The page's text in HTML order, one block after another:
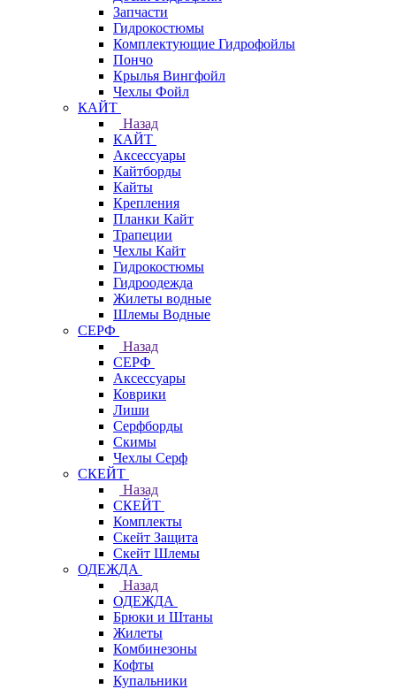
Запчасти
Гидрокостюмы
Комплектующие Гидрофойлы
Пончо
Крылья Вингфойл
Чехлы Фойл
КАЙТ
Назад
КАЙТ
Аксессуары
Кайтборды
Кайты
Крепления
Планки Кайт
Трапеции
Чехлы Кайт
Гидрокостюмы
Гидроодежда
Жилеты водные
Шлемы Водные
СЕРФ
Назад
СЕРФ
Аксессуары
Коврики
Лиши
Серфборды
Скимы
Чехлы Cерф
СКЕЙТ
Назад
СКЕЙТ
Комплекты
Скейт Защита
Скейт Шлемы
ОДЕЖДА
Назад
ОДЕЖДА
Брюки и Штаны
Жилеты
Комбинезоны
Кофты
Купальники